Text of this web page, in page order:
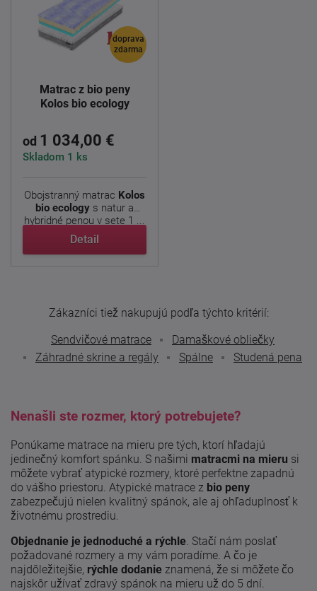
doprava
zdarma
Matrac z bio peny
Kolos bio ecology
od 1 034,00 €
Skladom 1 ks
Obojstranný matrac Kolos
bio ecology s natur a
hybridné penou v sete 1 ...
Detail
Zákazníci tiež nakupujú podľa týchto kritérií:
Sendvičové matrace
Damaškové obliečky
Záhradné skrine a regály
Spálne Studená pena
Nenašli ste rozmer, ktorý potrebujete?
Ponúkame matrace na mieru pre tých, ktorí hľadajú
jedinečný komfort spánku. S našimi matracmi na mieru si
môžete vybrať atypické rozmery, ktoré perfektne zapadnú
do vášho priestoru. Atypické matrace z bio peny
zabezpečujú nielen kvalitný spánok, ale aj ohľaduplnosť k
životnému prostrediu.
Objednanie je jednoduché a rýchle . Stačí nám poslať
požadované rozmery a my vám poradíme. A čo je
najdôležitejšie, rýchle dodanie znamená, že si môžete čo
najskôr užívať zdravý spánok na mieru už do 5 dní.